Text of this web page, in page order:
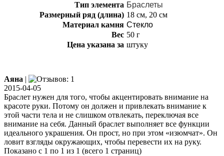
Тип элемента Браслеты
Размерный ряд (длина) 18 см, 20 см
Материал камня Стекло
Вес 50 г
Цена указана за штуку
Аяна |
2015-04-05
Браслет нужен для того, чтобы акцентировать внимание на
красоте руки. Потому он должен и привлекать внимание к
этой части тела и не слишком отвлекать, переключая все
внимание на себя. Данный браслет выполняет все функции
идеального украшения. Он прост, но при этом «изюмчат». Он
ловит взгляды окружающих, чтобы перевести их на руку.
Показано с 1 по 1 из 1 (всего 1 страниц)